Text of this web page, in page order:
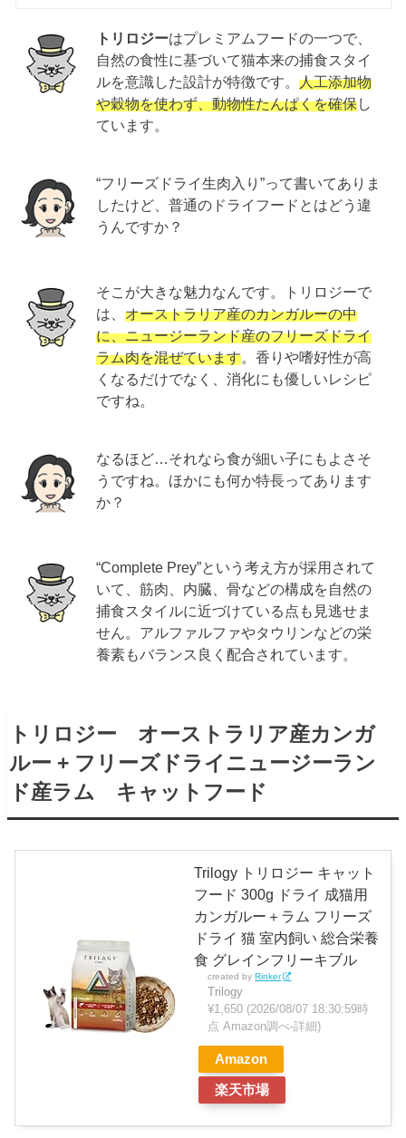
トリロジーはプレミアムフードの一つで、
自然の食性に基づいて猫本来の捕食スタイ
ルを意識した設計が特徴です。人工添加物
や穀物を使わず、動物性たんぱくを確保し
ています。
“フリーズドライ生肉入り”って書いてありま
したけど、普通のドライフードとはどう違
うんですか？
そこが大きな魅力なんです。トリロジーで
は、オーストラリア産のカンガルーの中
に、ニュージーランド産のフリーズドライ
ラム肉を混ぜています。香りや嗜好性が高
くなるだけでなく、消化にも優しいレシピ
ですね。
なるほど…それなら食が細い子にもよさそ
うですね。ほかにも何か特長ってあります
か？
“Complete Prey”という考え方が採用されて
いて、筋肉、内臓、骨などの構成を自然の
捕食スタイルに近づけている点も見逃せま
せん。アルファルファやタウリンなどの栄
養素もバランス良く配合されています。
トリロジー オーストラリア産カンガ
ルー + フリーズドライニュージーラン
ド産ラム キャットフード
Trilogy トリロジー キャット
フード 300g ドライ 成猫用
カンガルー＋ラム フリーズ
ドライ 猫 室内飼い 総合栄養
食 グレインフリーキブル
created byRinker
Trilogy
¥1,650 (2026/08/07 18:30:59時
点 Amazon調べ-詳細)
Amazon
楽天市場